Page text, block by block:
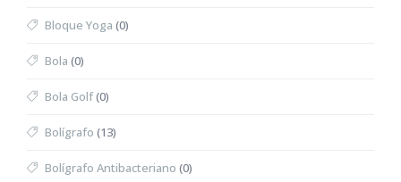
Bloque Yoga (0)
Bola (0)
Bola Golf(0)
Bolígrafo (13)
Bolígrafo Antibacteriano (0)